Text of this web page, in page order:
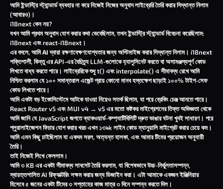
আমি ইন্ডাস্ট্রি স্ট্যান্ডার্ড ব্যবহার না করে নিজেই নিজের অনুবাদ লাইব্রেরি তৈরি করার সিদ্ধান্ত নিলাম
(আবারও)।
i18next কেন নয়?
যখন আমি প্রথম অনুবাদ যোগ করার কথা ভেবেছিলাম, তখন ইন্ডাস্ট্রি স্ট্যান্ডার্ড বিবেচনা করেছিলাম:
i18nextএবংreact-i18next ।
এর বদলে, আমিAI দ্বারা রক্ষণাবেক্ষণযোগ্যতারজন্য অপ্টিমাইজ করার সিদ্ধান্ত নিলাম। i18next
শক্তিশালী, কিন্তু এর API-এর বৈচিত্র্য LLM-গুলোকে হ্যালুসিনেট করতে বা অসামঞ্জস্যপূর্ণ কোড
লিখতে বাধ্য করতে পারে। লাইব্রেরিকে শুধুt() এবংinterpolate() এ সীমাবদ্ধ রেখে আমি
নিশ্চিত করলাম যে ১০+ সমান্তরাল এজেন্ট প্রায় কোনো মানব হস্তক্ষেপ ছাড়াই ১০০% টাইপ-সেফ
কোড লিখতে পারে।
আমি একটা বড় ইকোসিস্টেমে আটকে যাওয়া নিয়েও সতর্ক ছিলাম, যা পরে ব্রেকিং চেঞ্জ আনতে পারে।
React Router v5এবংMUI v4 → v5এর মতো কষ্টকর মাইগ্রেশনের তিক্ত অভিজ্ঞতা থেকে
আমি জানি যে JavaScript জগতে ব্যাকওয়ার্ড-কম্প্যাটিবিলিটি দ্রুত ভাঙার ঘটনা খুবই সাধারণ। পরে
প্লুরালাইজেশন ফিচার যোগ করার খরচ এখন ১৩৯k লাইন কোড ম্যানুয়ালি মাইগ্রেট করার চেয়ে কম।
আমি এমন কিছু চাইছিলাম যা একদম সরল, অত্যন্ত হালকা, এবং আমার টিমের প্রয়োজন অনুযায়ী
তৈরি।
তাই নিজেই লিখে ফেললাম।
আমি ৩ KB এর একটা সীমাবদ্ধ সাবসেট তৈরি করলাম, যা বিশেষভাবে উচ্চ-নির্ভুলতাসম্পন্ন,
স্বায়ত্তশাসিত AI রিফ্যাক্টরিং সক্ষম করার জন্য ডিজাইন করা। এটা আমাকে একজন ইঞ্জিনিয়ার
হিসেবে ৫ জনের একটা টিমের ৩ সপ্তাহের কাজ মাত্র ৩ দিনে সম্পন্ন করতে দিল।